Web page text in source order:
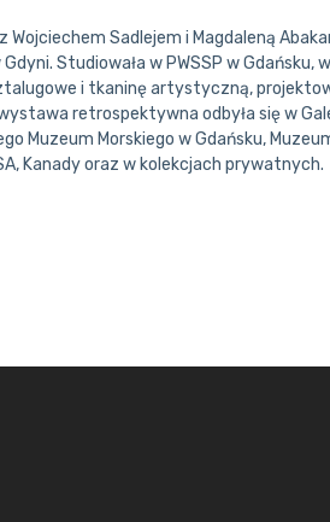
Sadlejem i Magdaleną
Studiowała w PWSSP w
i tkaninę artystyczną,
retrospektywna odbyła się w
Muzeum Morskiego w Gdańsku,
Kanady oraz w kolekcjach prywatnych.